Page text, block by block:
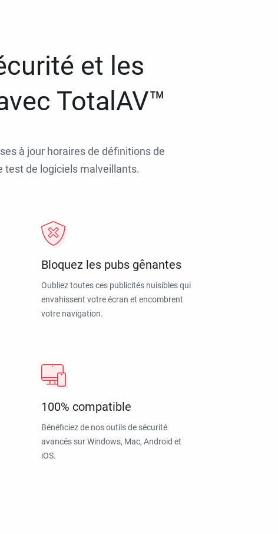
et les
TotalAV™
à jour horaires de définitions de
test de logiciels malveillants.
Bloquez les pubs gênantes
Oubliez toutes ces publicités nuisibles qui
envahissent votre écran et encombrent
votre navigation.
100% compatible
Bénéficiez de nos outils de sécurité
avancés sur Windows, Mac, Android et
iOS.